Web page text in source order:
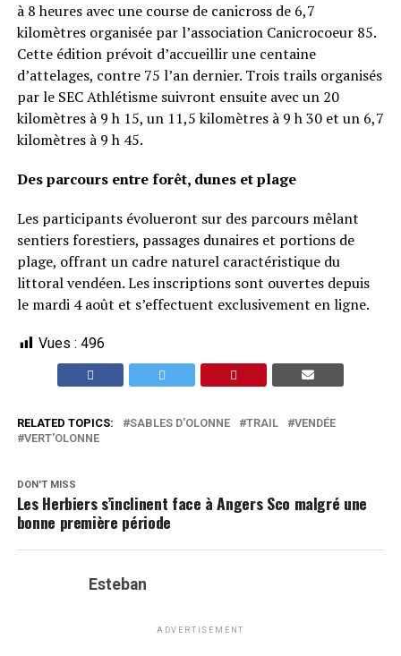
à 8 heures avec une course de canicross de 6,7
kilomètres organisée par l’association Canicrocoeur 85.
Cette édition prévoit d’accueillir une centaine
d’attelages, contre 75 l’an dernier. Trois trails organisés
par le SEC Athlétisme suivront ensuite avec un 20
kilomètres à 9 h 15, un 11,5 kilomètres à 9 h 30 et un 6,7
kilomètres à 9 h 45.
Des parcours entre forêt, dunes et plage
Les participants évolueront sur des parcours mêlant
sentiers forestiers, passages dunaires et portions de
plage, offrant un cadre naturel caractéristique du
littoral vendéen. Les inscriptions sont ouvertes depuis
le mardi 4 août et s’effectuent exclusivement en ligne.
Vues : 496
RELATED TOPICS: SABLES D'OLONNE TRAIL
VENDÉE
VERT'OLONNE
DON'T MISS
Les Herbiers s’inclinent face à Angers Sco malgré une
bonne première période
Esteban
ADVERTISEMENT